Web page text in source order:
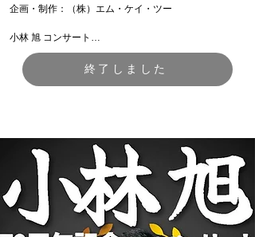
TEL：050-3092-0051（受付時間　平日10：00～17：
③チケットぴあ
2026年4月22日発売
Ｐコード：３２５-３００／セブン‐イレブン
2026年4月22日発売
Ｌコード：７５４４９／ローソン
https://l-tike.com
企画・制作：（株）エム・ケイ・ツー
小林 旭 コンサート
【日程】
2026年3月6日(金) 14:30開演
A席 （３階）6,500円
【場所】
新歌舞伎座
終了しました